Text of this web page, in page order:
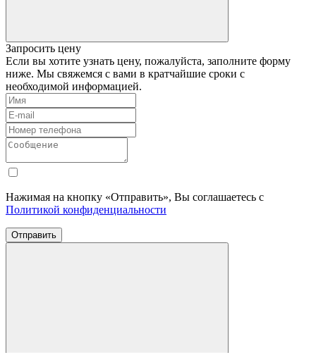
Запросить цену
Если вы хотите узнать цену, пожалуйста, заполните форму
ниже. Мы свяжемся с вами в кратчайшие сроки с
необходимой информацией.
Нажимая на кнопку «Отправить», Вы соглашаетесь с
Политикой конфиденциальности
Отправить